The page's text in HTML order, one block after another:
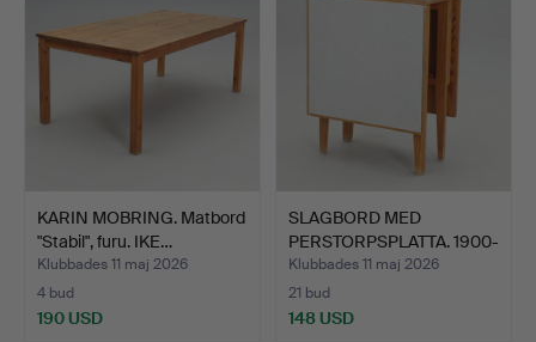
KARIN MOBRING. Matbord
"Stabil", furu. IKE…
Klubbades 11 maj 2026
4 bud
190 USD
SLAGBORD MED
PERSTORPSPLATTA. 1900-
talets …
Klubbades 11 maj 2026
21 bud
148 USD